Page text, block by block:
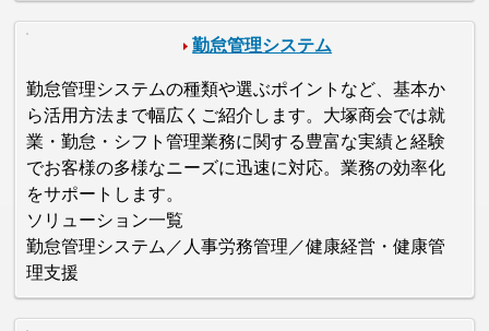
勤怠管理システム
勤怠管理システムの種類や選ぶポイントなど、基本か
ら活用方法まで幅広くご紹介します。大塚商会では就
業・勤怠・シフト管理業務に関する豊富な実績と経験
でお客様の多様なニーズに迅速に対応。業務の効率化
をサポートします。
ソリューション一覧
勤怠管理システム／人事労務管理／健康経営・健康管
理支援